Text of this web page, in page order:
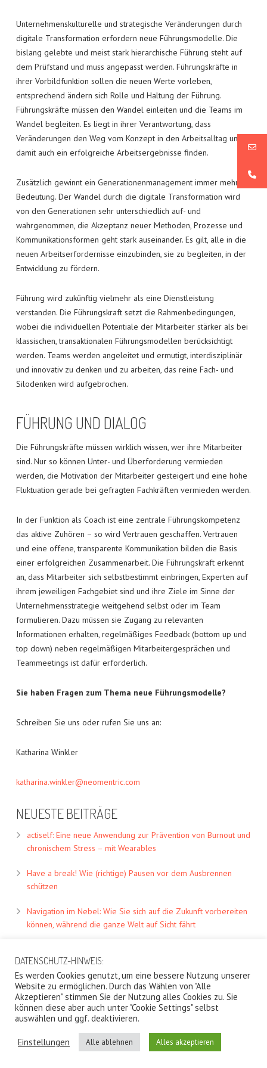
UNTERNEHMENSWERTE: VON DER IDEE ZUR GELEBTEN
KULTUR
KONTAKT
Unternehmenskulturelle und strategische Veränderungen durch
digitale Transformation erfordern neue Führungsmodelle. Die
bislang gelebte und meist stark hierarchische Führung steht auf
dem Prüfstand und muss angepasst werden. Führungskräfte in
ihrer Vorbildfunktion sollen die neuen Werte vorleben,
entsprechend ändern sich Rolle und Haltung der Führung.
Führungskräfte müssen den Wandel einleiten und die Teams im
Wandel begleiten. Es liegt in ihrer Verantwortung, dass
Veränderungen den Weg vom Konzept in den Arbeitsalltag und
damit auch ein erfolgreiche Arbeitsergebnisse finden.
Zusätzlich gewinnt ein Generationenmanagement immer mehr an
Bedeutung. Der Wandel durch die digitale Transformation wird
von den Generationen sehr unterschiedlich auf- und
wahrgenommen, die Akzeptanz neuer Methoden, Prozesse und
Kommunikationsformen geht stark auseinander. Es gilt, alle in die
neuen Arbeitserfordernisse einzubinden, sie zu begleiten, in der
Entwicklung zu fördern.
Führung wird zukünftig vielmehr als eine Dienstleistung
verstanden. Die Führungskraft setzt die Rahmenbedingungen,
wobei die individuellen Potentiale der Mitarbeiter stärker als bei
klassischen, transaktionalen Führungsmodellen berücksichtigt
werden. Teams werden angeleitet und ermutigt, interdisziplinär
und innovativ zu denken und zu arbeiten, das reine Fach- und
Silodenken wird aufgebrochen.
FÜHRUNG UND DIALOG
Die Führungskräfte müssen wirklich wissen, wer ihre Mitarbeiter
sind. Nur so können Unter- und Überforderung vermieden
werden, die Motivation der Mitarbeiter gesteigert und eine hohe
Fluktuation gerade bei gefragten Fachkräften vermieden werden.
In der Funktion als Coach ist eine zentrale Führungskompetenz
das aktive Zuhören – so wird Vertrauen geschaffen. Vertrauen
und eine offene, transparente Kommunikation bilden die Basis
einer erfolgreichen Zusammenarbeit. Die Führungskraft erkennt
an, dass Mitarbeiter sich selbstbestimmt einbringen, Experten auf
ihrem jeweiligen Fachgebiet sind und ihre Ziele im Sinne der
Unternehmensstrategie weitgehend selbst oder im Team
formulieren. Dazu müssen sie Zugang zu relevanten
Informationen erhalten, regelmäßiges Feedback (bottom up und
top down) neben regelmäßigen Mitarbeitergesprächen und
Teammeetings ist dafür erforderlich.
Sie haben Fragen zum Thema neue Führungsmodelle?
Schreiben Sie uns oder rufen Sie uns an:
Katharina Winkler
katharina.winkler@neomentric.com
NEUESTE BEITRÄGE
actiself: Eine neue Anwendung zur Prävention von Burnout und
chronischem Stress – mit Wearables
Have a break! Wie (richtige) Pausen vor dem Ausbrennen
schützen
Navigation im Nebel: Wie Sie sich auf die Zukunft vorbereiten
können, während die ganze Welt auf Sicht fährt
Copyright Biomentric UG 2026
DATENSCHUTZ-HINWEIS:
Es werden Cookies genutzt, um eine bessere Nutzung unserer
Website zu ermöglichen. Durch das Wählen von "Alle
Akzeptieren" stimmen Sie der Nutzung alles Cookies zu. Sie
können diese aber auch unter "Cookie Settings" selbst
auswählen und ggf. deaktivieren.
Einstellungen Alle ablehnen Alles akzeptieren